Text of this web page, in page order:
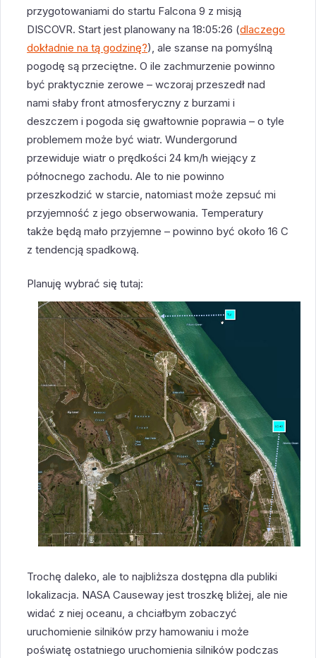
przygotowaniami do startu Falcona 9 z misją
DISCOVR. Start jest planowany na 18:05:26 (dlaczego
dokładnie na tą godzinę?), ale szanse na pomyślną
pogodę są przeciętne. O ile zachmurzenie powinno
być praktycznie zerowe – wczoraj przeszedł nad
nami słaby front atmosferyczny z burzami i
deszczem i pogoda się gwałtownie poprawia – o tyle
problemem może być wiatr. Wundergorund
przewiduje wiatr o prędkości 24 km/h wiejący z
północnego zachodu. Ale to nie powinno
przeszkodzić w starcie, natomiast może zepsuć mi
przyjemność z jego obserwowania. Temperatury
także będą mało przyjemne – powinno być około 16 C
z tendencją spadkową.
Planuję wybrać się tutaj:
Trochę daleko, ale to najbliższa dostępna dla publiki
lokalizacja. NASA Causeway jest troszkę bliżej, ale nie
widać z niej oceanu, a chciałbym zobaczyć
uruchomienie silników przy hamowaniu i może
poświatę ostatniego uruchomienia silników podczas